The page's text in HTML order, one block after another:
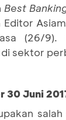
Best
(26/9).
sektor
30 Juni